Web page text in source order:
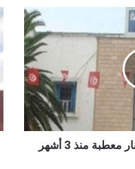
منذ 3 أشهر